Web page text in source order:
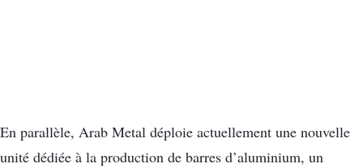
En parallèle, Arab Metal déploie actuellement une nouvelle
unité dédiée à la production de barres d’aluminium, un